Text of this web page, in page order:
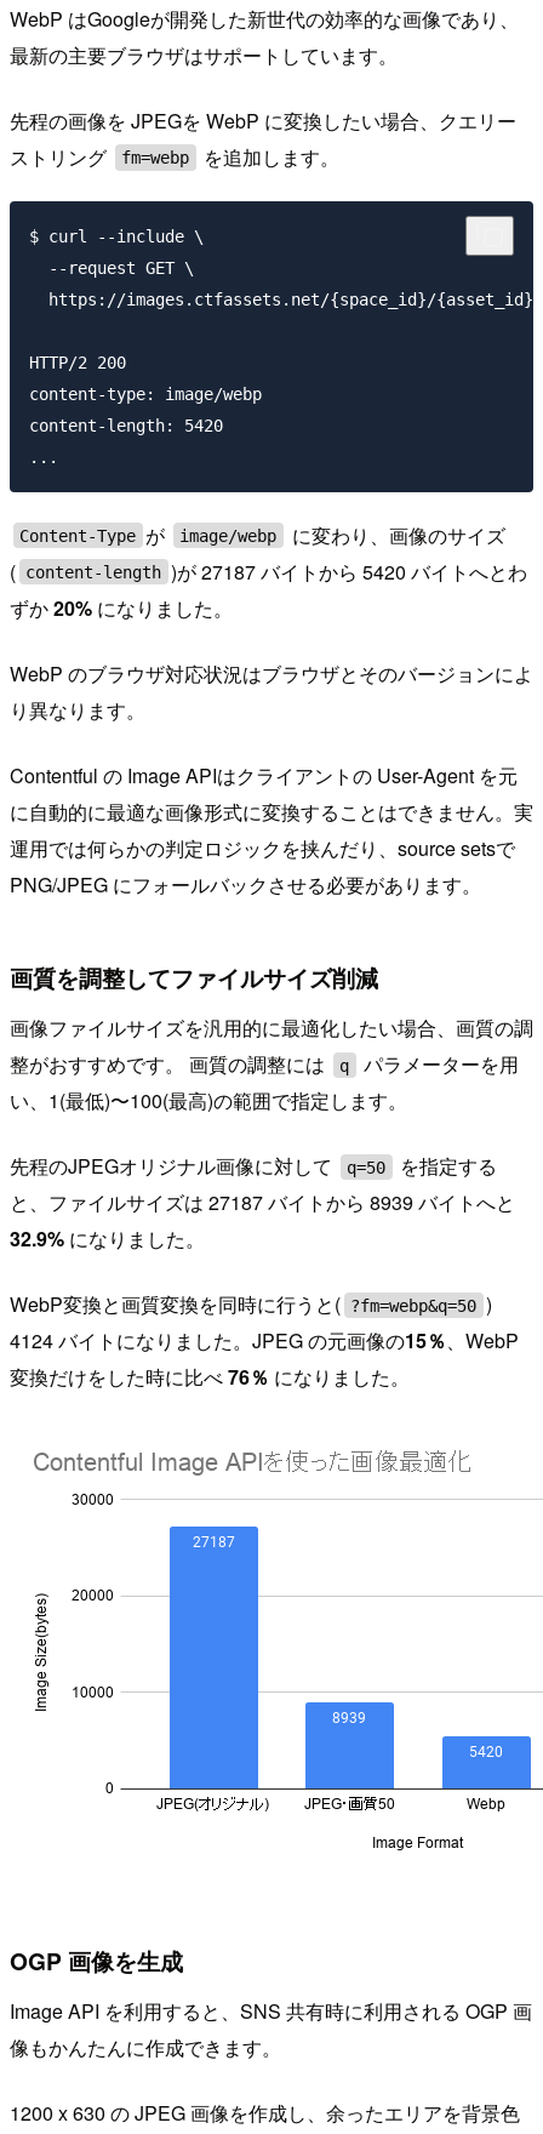
WebP はGoogleが開発した新世代の効率的な画像であり、
最新の主要ブラウザはサポートしています。
先程の画像を JPEGを WebP に変換したい場合、クエリー
ストリング
fm=webp を追加します。
$ curl --include \
  --request GET \
https://images.ctfassets.net/{space_id}/
HTTP/2 200
content-type: image/webp
content-length: 5420
Content-Type が image/webp
に変わり、画像のサイズ
( content-length )が 27187 バイトから 5420 バイトへとわ
ずか20% になりました。
WebP のブラウザ対応状況はブラウザとそのバージョンによ
り異なります。
Contentful の Image APIはクライアントの User-Agent を元
に自動的に最適な画像形式に変換することはできません。実
運用では何らかの判定ロジックを挟んだり、source setsで
PNG/JPEG にフォールバックさせる必要があります。
画質を調整してファイルサイズ削減
画像ファイルサイズを汎用的に最適化したい場合、画質の調
整がおすすめです。 画質の調整には
q
パラメーターを用
い、1(最低)〜100(最高)の範囲で指定します。
先程のJPEGオリジナル画像に対して q=50
を指定する
と、ファイルサイズは 27187 バイトから 8939 バイトへと
32.9% になりました。
WebP変換と画質変換を同時に行うと( ?fm=webp&q=50 )
4124 バイトになりました。JPEG の元画像の15％、WebP
変換だけをした時に比べ76％ になりました。
OGP 画像を生成
Image API を利用すると、SNS 共有時に利用される OGP 画
像もかんたんに作成できます。
1200 x 630 の JPEG 画像を作成し、余ったエリアを背景色